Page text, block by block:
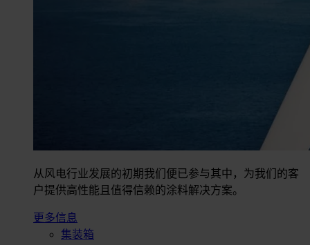
从风电行业发展的初期我们便已参与其中，为我们的客
户提供高性能且值得信赖的涂料解决方案。
更多信息
集装箱